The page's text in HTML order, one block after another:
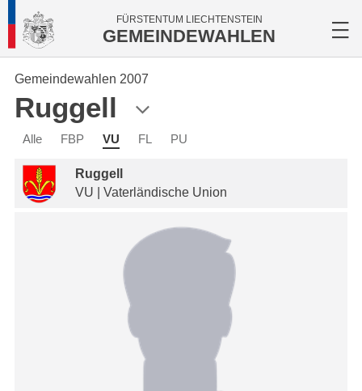
FÜRSTENTUM LIECHTENSTEIN
GEMEINDEWAHLEN
Gemeindewahlen 2007
Ruggell
Alle FBP VU FL PU
Ruggell
VU | Vaterländische Union